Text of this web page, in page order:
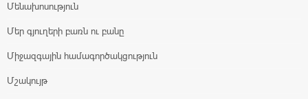
Մենախոսություն
Մեր գյուղերի բառն ու բանը
Միջազգային համագործակցություն
Մշակույթ